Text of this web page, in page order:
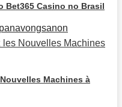
Bet365 Casino no Brasil
Machines à